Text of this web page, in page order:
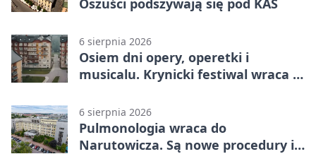
6 sierpnia 2026
Osiem dni opery, operetki i
musicalu. Krynicki festiwal wraca z
6 sierpnia 2026
Pulmonologia wraca do
Narutowicza. Są nowe procedury i